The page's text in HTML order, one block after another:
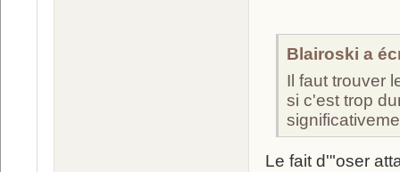
Blairoski a
Il faut trouver
si c'est trop
Le fait d'"oser